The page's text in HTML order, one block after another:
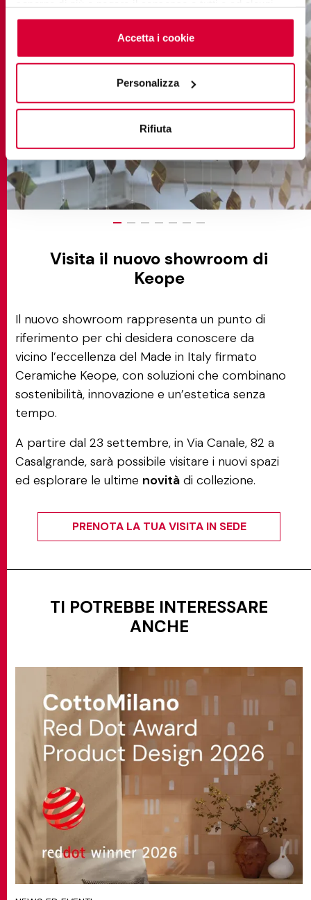
cookieclicchi qui. Il consenso può essere espresso
cliccando sul tasto “Accetta i cookie”. Se non vuole i
cookie di profilazione può negare il consenso sul tasto
Accetta i cookie
Personalizza
Rifiuta
Visita il nuovo showroom di
Keope
Il nuovo showroom rappresenta un punto di
riferimento per chi desidera conoscere da
vicino l’eccellenza del Made in Italy firmato
Ceramiche Keope, con soluzioni che combinano
sostenibilità, innovazione e un’estetica senza
tempo.
A partire dal 23 settembre, in Via Canale, 82 a
Casalgrande, sarà possibile visitare i nuovi spazi
ed esplorare le ultime novità di collezione.
PRENOTA LA TUA VISITA IN SEDE
TI POTREBBE INTERESSARE
ANCHE